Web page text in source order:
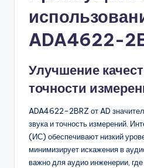
ADA4622-
Улучшение
точности
ADA4622-2BRZ от AD
звука и точность измерений.
(ИС) обеспечивают низкий
минимизирует искажения в
важно для аудио инженерии,